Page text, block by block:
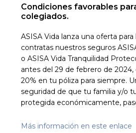
Condiciones favorables
colegiados.
ASISA Vida lanza una oferta para
contratas nuestros seguros
o ASISA Vida Tranquilidad
antes del 29 de febrero de 2024,
20% en tu póliza para siempre.
seguridad de que tu familia y/o
protegida económicamente,
Más información en este enlace